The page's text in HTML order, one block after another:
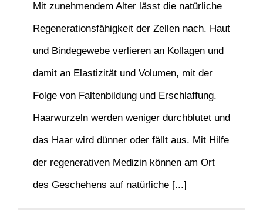
Mit zunehmendem Alter lässt die natürliche
Regenerationsfähigkeit der Zellen nach. Haut
und Bindegewebe verlieren an Kollagen und
damit an Elastizität und Volumen, mit der
Folge von Faltenbildung und Erschlaffung.
Haarwurzeln werden weniger durchblutet und
das Haar wird dünner oder fällt aus. Mit Hilfe
der regenerativen Medizin können am Ort
des Geschehens auf natürliche [...]